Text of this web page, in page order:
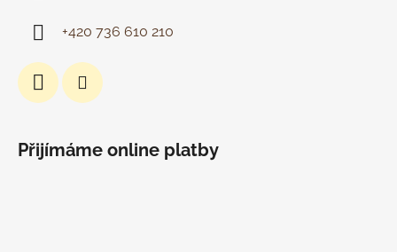
+420 736 610 210
Přijímáme online platby